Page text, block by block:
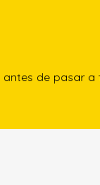
de pasar